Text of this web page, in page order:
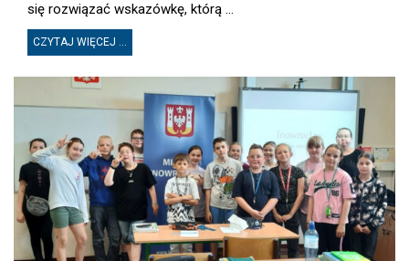
się rozwiązać wskazówkę, którą ...
CZYTAJ WIĘCEJ ...